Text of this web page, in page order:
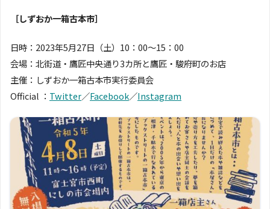
［しずおか一箱古本市］
日時：2023年5月27日（土）10：00〜15：00
会場：北街道・鷹匠中央通り3カ所と鷹匠・駿府町のお店
主催：しずおか一箱古本市実行委員会
Official ： Twitter／Facebook／Instagram